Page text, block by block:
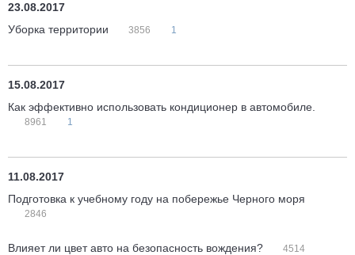
23.08.2017
Уборка территории
3856 1
15.08.2017
Как эффективно использовать кондиционер в автомобиле.
8961 1
11.08.2017
Подготовка к учебному году на побережье Черного моря
2846
Влияет ли цвет авто на безопасность вождения? 4514